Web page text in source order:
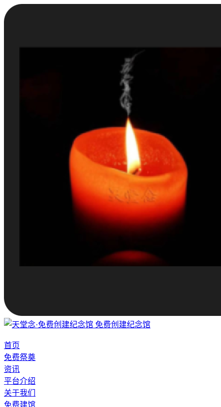
免费创建纪念馆
首页
免费祭奠
资讯
平台介绍
关于我们
免费建馆